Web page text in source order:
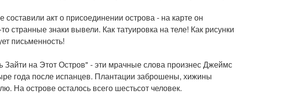
акт о присоединении острова - на карте он
странные знаки вывели. Как татуировка на теле! Как рисунки
письменность!
на Этот Остров" - эти мрачные слова произнес Джеймс
года после испанцев. Плантации заброшены, хижины
острове осталось всего шестьсот человек.